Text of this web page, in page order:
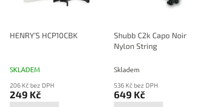
HENRY’S HCP10CBK
SKLADEM
206 Kč bez DPH
249 Kč
Shubb C2k Capo Noir
Nylon String
Skladem
536 Kč bez DPH
649 Kč